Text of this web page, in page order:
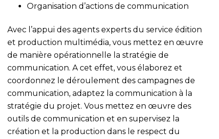
Organisation d’actions de communication
Avec l’appui des agents experts du service édition
et production multimédia, vous mettez en œuvre
de manière opérationnelle la stratégie de
communication. A cet effet, vous élaborez et
coordonnez le déroulement des campagnes de
communication, adaptez la communication à la
stratégie du projet. Vous mettez en œuvre des
outils de communication et en supervisez la
création et la production dans le respect du